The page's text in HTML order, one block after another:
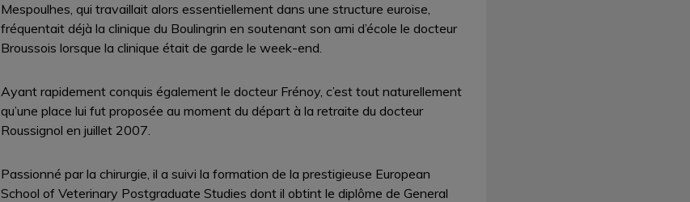
Mespoulhes, qui travaillait alors essentiellement dans une structure euroise,
fréquentait déjà la clinique du Boulingrin en soutenant son ami d’école le docteur
Broussois lorsque la clinique était de garde le week-end.
Ayant rapidement conquis également le docteur Frénoy, c’est tout naturellement
qu’une place lui fut proposée au moment du départ à la retraite du docteur
Roussignol en juillet 2007.
Passionné par la chirurgie, il a suivi la formation de la prestigieuse European
School of Veterinary Postgraduate Studies dont il obtint le diplôme de General